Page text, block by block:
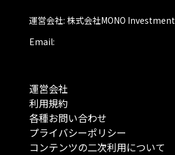
運営会社: 株式会社MONO Investment
Email:
運営会社
利用規約
各種お問い合わせ
プライバシーポリシー
コンテンツの二次利用について